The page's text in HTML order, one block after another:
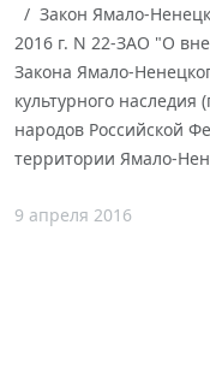
Закон Ямало-
2016 г. N 22-ЗАО "О
Закона Ямало-
культурного наследия
народов Российской
территории Ямало-
9 апреля 2016